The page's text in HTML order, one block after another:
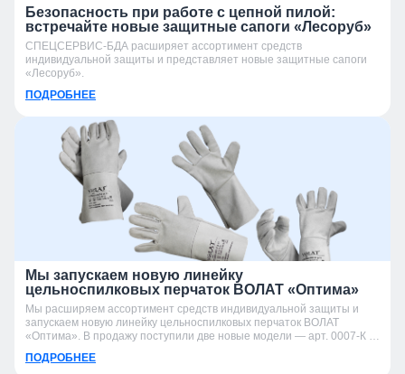
Безопасность при работе с цепной пилой:
встречайте новые защитные сапоги «Лесоруб»
СПЕЦСЕРВИС-БДА расширяет ассортимент средств
индивидуальной защиты и представляет новые защитные сапоги
«Лесоруб».
ПОДРОБНЕЕ
Мы запускаем новую линейку
цельноспилковых перчаток ВОЛАТ «Оптима»
Мы расширяем ассортимент средств индивидуальной защиты и
запускаем новую линейку цельноспилковых перчаток ВОЛАТ
«Оптима». В продажу поступили две новые модели — арт. 0007-К и
ПОДРОБНЕЕ